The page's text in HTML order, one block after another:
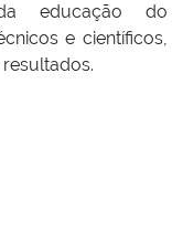
educação do
e científicos,